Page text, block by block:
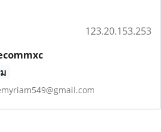
123.20.153.253